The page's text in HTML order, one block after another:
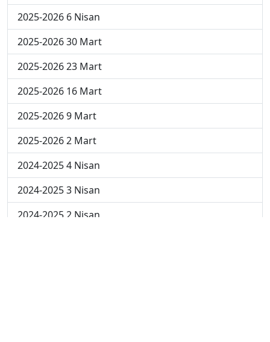
2025-2026 6 Nisan
2025-2026 30 Mart
2025-2026 23 Mart
2025-2026 16 Mart
2025-2026 9 Mart
2025-2026 2 Mart
2024-2025 4 Nisan
2024-2025 3 Nisan
2024-2025 2 Nisan